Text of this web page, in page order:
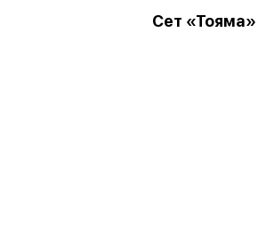
Сет «Тояма»